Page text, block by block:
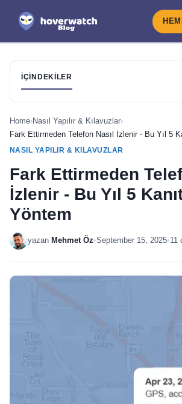
İÇINDEKILER
Home›Nasıl Yapılır & Kılavuzlar›
Fark Ettirmeden Telefon Nasıl İzlenir - Bu Yıl 5
NASIL YAPILIR & KILAVUZLAR
Fark Ettirmeden
İzlenir - Bu Yıl 5
Yöntem
yazan Mehmet Öz•September 15, 2025•11